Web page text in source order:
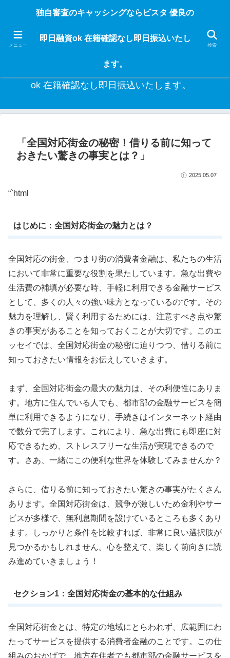
独自審査のフリーローンならビスタなら24時間365日 在籍確認なしで借りれる
な入用があっても安心！融資率97％！仕事をしている人ならブラックでも給料
日返済の１ヶ月融資で借りられるから安心！
独自審査のキャッシングならビスタ 優良の即日融資
ok 在籍確認なし即日振込いたします。
「全国対応街金の秘密！借りる前に知って
おきたい驚きの事実とは？」
2025.05.07
“`html
はじめに：全国対応街金の魅力とは？
全国対応の街金、つまり街の消費者金融は、私たちの生活
において非常に重要な役割を果たしています。急な出費や
生活費の補填が必要な時、手軽に利用できる金融サービス
として、多くの人々の強い味方となっているのです。その
魅力を理解し、賢く利用するためには、注意すべき点や驚
きの事実があることを知っておくことが大切です。このエ
ッセイでは、全国対応街金の秘密に迫りつつ、借りる前に
知っておきたい情報をお伝えしていきます。
まず、全国対応街金の最大の魅力は、その利便性にありま
す。地方に住んでいる人でも、都市部の金融サービスを簡
単に利用できるようになり、手続きはインターネット経由
で数分で完了します。これにより、急な出費にも即座に対
応できるため、ストレスフリーな生活が実現できるので
す。さあ、一緒にこの便利な世界を体験してみませんか？
さらに、借りる前に知っておきたい驚きの事実がたくさん
あります。全国対応街金は、競争が激しいため金利やサー
ビスが多様で、無利息期間を設けているところも多くあり
ます。しっかりと条件を比較すれば、非常に良い選択肢が
見つかるかもしれません。心を整えて、楽しく前向きに読
み進めていきましょう！
セクション1：全国対応街金の基本的な仕組み
全国対応街金とは、特定の地域にとらわれず、広範囲にわ
たってサービスを提供する消費者金融のことです。この仕
組みのおかげで、地方在住者でも都市部の金融サービスを
メニュー
独自審査のキャッシングならビスタ 優良の
即日融資ok 在籍確認なし即日振込いたし
ます。
検索